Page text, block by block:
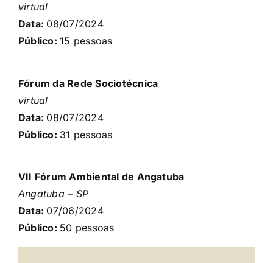
virtual
Data: 08/07/2024
Público:15 pessoas
Fórum da Rede Sociotécnica
virtual
Data: 08/07/2024
Público: 31 pessoas
VII Fórum Ambiental de Angatuba
Angatuba – SP
Data: 07/06/2024
Público: 50 pessoas